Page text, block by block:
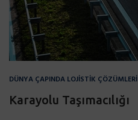
DÜNYA ÇAPINDA LOJİSTİK ÇÖZÜMLERİ
Karayolu Taşımacılığı